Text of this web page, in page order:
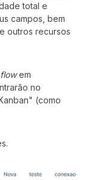
total e
campos, bem
outros recursos
flowem
no
(como